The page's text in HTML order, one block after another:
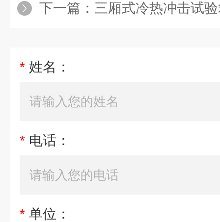
下一篇： 三厢式冷热冲击试
* 姓名：
* 电话：
* 单位：